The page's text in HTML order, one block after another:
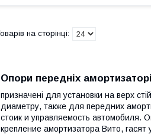
Опори передніх
призначені для установки на верх
диаметру, также для передних
стоик и управляемость автомобиля.
крепление амортизатора Вито,